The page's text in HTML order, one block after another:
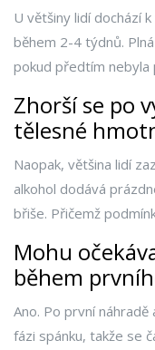
U většiny lidí dochází
během 2-4 týdnů.
pokud předtím nebyla
Zhorší se po
tělesné
Naopak, většina lidí
alkohol dodává
břiše. Přičemž
Mohu
během
Ano. Po první
fázi spánku, takže se